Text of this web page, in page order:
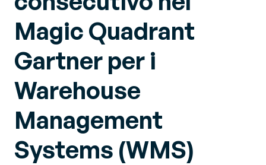
Magic Quadrant
Gartner per i
Warehouse
Management
Systems (WMS)